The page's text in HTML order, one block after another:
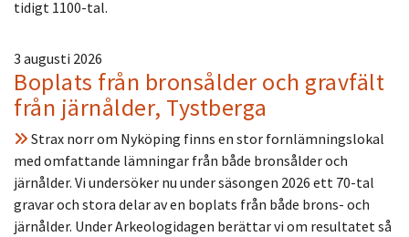
tidigt 1100-tal.
3 augusti 2026
Boplats från bronsålder och gravfält
från järnålder, Tystberga
Strax norr om Nyköping finns en stor fornlämningslokal
med omfattande lämningar från både bronsålder och
järnålder. Vi undersöker nu under säsongen 2026 ett 70-tal
gravar och stora delar av en boplats från både brons- och
järnålder. Under Arkeologidagen berättar vi om resultatet så